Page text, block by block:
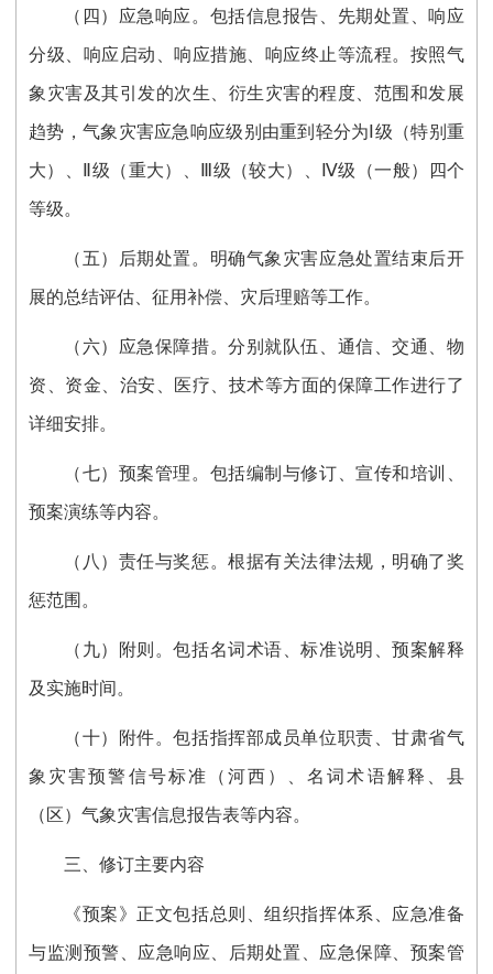
（四）应急响应。包括信息报告、先期处置、响应
分级、响应启动、响应措施、响应终止等流程。按照气
象灾害及其引发的次生、衍生灾害的程度、范围和发展
趋势，气象灾害应急响应级别由重到轻分为Ⅰ级（特别重
大）、Ⅱ级（重大）、Ⅲ级（较大）、Ⅳ级（一般）四个
等级。
（五）后期处置。明确气象灾害应急处置结束后开
展的总结评估、征用补偿、灾后理赔等工作。
（六）应急保障措。分别就队伍、通信、交通、物
资、资金、治安、医疗、技术等方面的保障工作进行了
详细安排。
（七）预案管理。包括编制与修订、宣传和培训、
预案演练等内容。
（八）责任与奖惩。根据有关法律法规，明确了奖
惩范围。
（九）附则。包括名词术语、标准说明、预案解释
及实施时间。
（十）附件。包括指挥部成员单位职责、甘肃省气
象灾害预警信号标准（河西）、名词术语解释、县
（区）气象灾害信息报告表等内容。
三、修订主要内容
《预案》正文包括总则、组织指挥体系、应急准备
与监测预警、应急响应、后期处置、应急保障、预案管